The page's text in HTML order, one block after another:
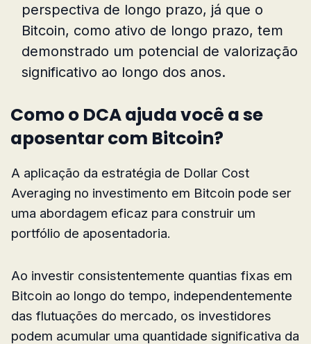
perspectiva de longo prazo, já que o
Bitcoin, como ativo de longo prazo, tem
demonstrado um potencial de valorização
significativo ao longo dos anos.
Como o DCA ajuda você a se
aposentar com Bitcoin?
A aplicação da estratégia de Dollar Cost
Averaging no investimento em Bitcoin pode ser
uma abordagem eficaz para construir um
portfólio de aposentadoria.
Ao investir consistentemente quantias fixas em
Bitcoin ao longo do tempo, independentemente
das flutuações do mercado, os investidores
podem acumular uma quantidade significativa da